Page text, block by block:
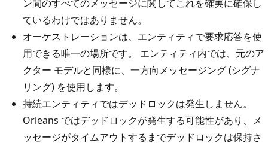
ン間のすべてのメッセージに関してこれを確実に確保し
ているわけではありません。
オーケストレーションは、エンティティで要求応答を使
用できる唯一の場所です。 エンティティ内では、元のア
クター モデルと同様に、一方向メッセージング (シグナ
リング) を使用します。
持続エンティティではデッドロックは発生しません。
Orleans ではデッドロックが発生する可能性があり、メ
ッセージがタイムアウトするまでデッドロックは保持さ